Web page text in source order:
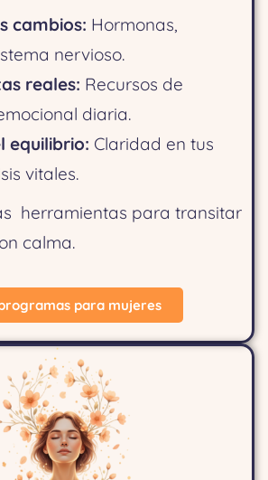
cambios: Hormonas,
nervioso.
reales: Recursos de
diaria.
equilibrio: Claridad en tus
vitales.
herramientas para transitar
calma.
para mujeres